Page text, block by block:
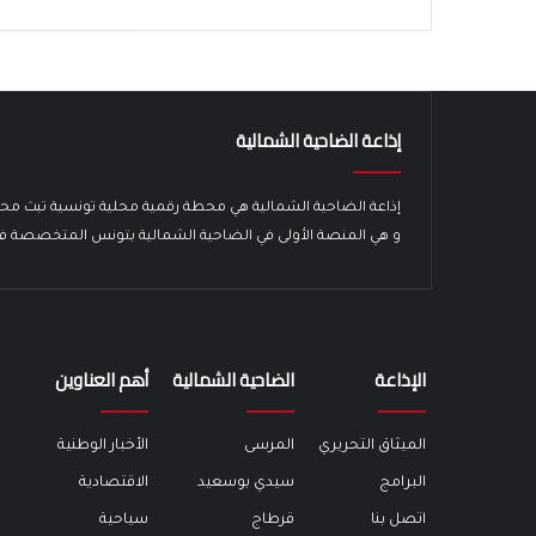
إذاعة الضاحية الشمالية
إذاعة الضاحية الشمالية هي محطة رقمية محلية تونسية تبث محتواها
و هي المنصة الأولى في الضاحية الشمالية بتونس المتخصصة في
الإذاعة
الميثاق التحريري
البرامج
اتصل بنا
الضاحية الشمالية
المرسى
سيدي بوسعيد
قرطاج
أهم العناوين
الأخبار الوطنية
الاقتصادية
سياحية